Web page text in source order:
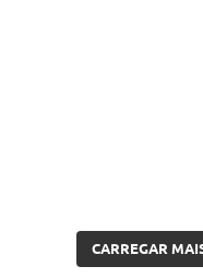
CARREGAR